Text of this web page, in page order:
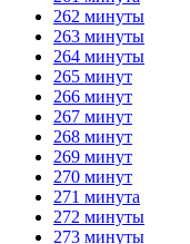
262 минуты
263 минуты
264 минуты
265 минут
266 минут
267 минут
268 минут
269 минут
270 минут
271 минута
272 минуты
273 минуты